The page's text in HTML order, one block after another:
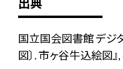
出典
国立国会図書館 デジ
図〕. 市ヶ谷牛込絵図』